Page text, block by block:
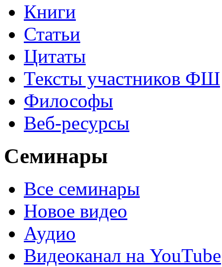
Книги
Статьи
Цитаты
Тексты участников ФШ
Философы
Веб-ресурсы
Семинары
Все семинары
Новое видео
Аудио
Видеоканал на YouTube